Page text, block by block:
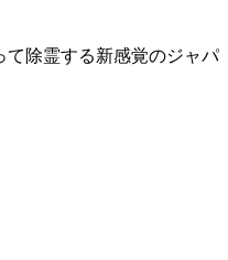
て除霊する新感覚のジャパ